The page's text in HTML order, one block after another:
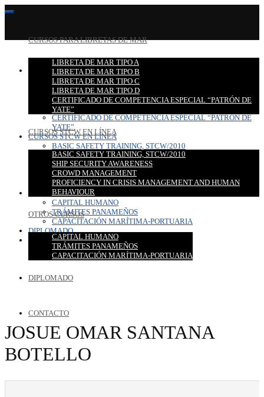
CURSOS PARA LIBRETAS DE MAR
LIBRETA DE MAR TIPO A
LIBRETA DE MAR TIPO B
LIBRETA DE MAR TIPO C
LIBRETA DE MAR TIPO D
CERTIFICADO DE COMPETENCIA ESPECIAL “PATRÓN DE
YATE”
CURSOS STCW EN LÍNEA
BASIC SAFETY TRAINING, STCW/2010
SHIP SECURITY AWARENESS
CROWD MANAGEMENT
PROFICIENCY IN CRISIS MANAGEMENT AND HUMAN
BEHAVIOUR
OTROS CURSOS
CAPITAL HUMANO
TRÁMITES PANAMEÑOS
CAPACITACIÓN MARÍTIMA-PORTUARIA
DIPLOMADO
CONTACTO
CURSOS PARA LIBRETAS DE MAR
LIBRETA DE MAR TIPO A
LIBRETA DE MAR TIPO B
LIBRETA DE MAR TIPO C
LIBRETA DE MAR TIPO D
CERTIFICADO DE COMPETENCIA ESPECIAL “PATRÓN DE
YATE”
CURSOS STCW EN LÍNEA
BASIC SAFETY TRAINING, STCW/2010
SHIP SECURITY AWARENESS
CROWD MANAGEMENT
PROFICIENCY IN CRISIS MANAGEMENT AND HUMAN
BEHAVIOUR
OTROS CURSOS
CAPITAL HUMANO
TRÁMITES PANAMEÑOS
CAPACITACIÓN MARÍTIMA-PORTUARIA
DIPLOMADO
CONTACTO
JOSUE OMAR SANTANA
BOTELLO